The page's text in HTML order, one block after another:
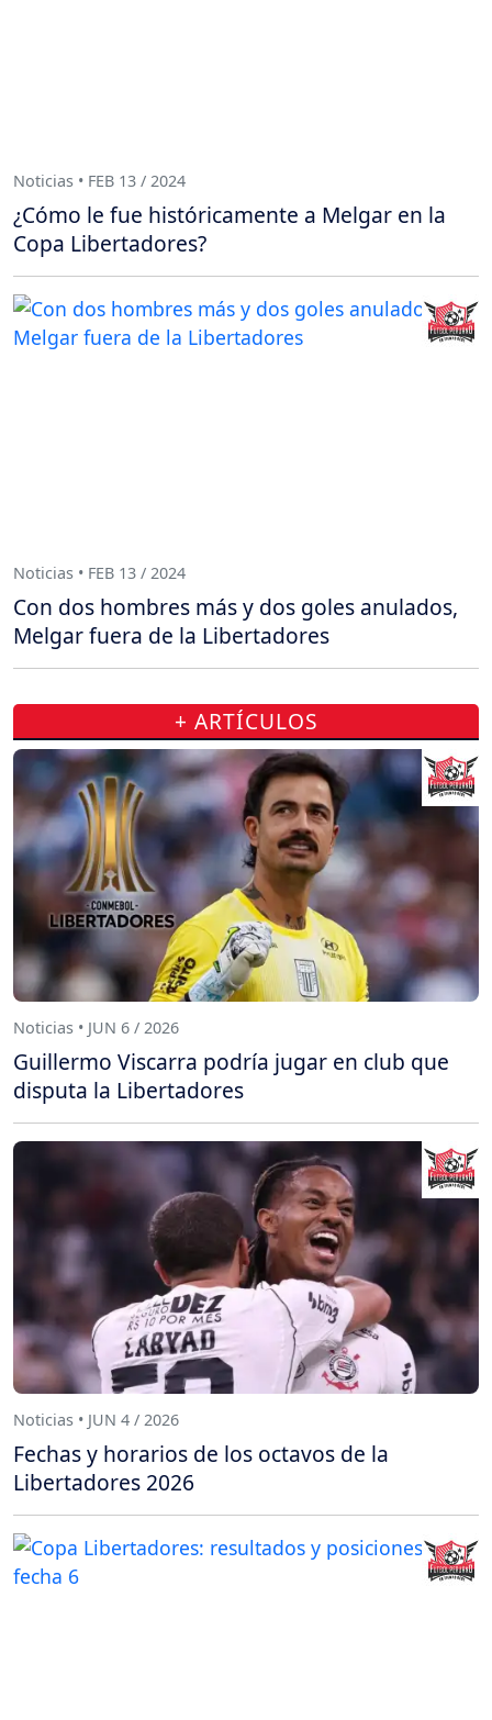
Noticias • FEB 13 / 2024
¿Cómo le fue históricamente a Melgar en la
Copa Libertadores?
Noticias • FEB 13 / 2024
Con dos hombres más y dos goles anulados,
Melgar fuera de la Libertadores
+ ARTÍCULOS
Noticias • JUN 6 / 2026
Guillermo Viscarra podría jugar en club que
disputa la Libertadores
Noticias • JUN 4 / 2026
Fechas y horarios de los octavos de la
Libertadores 2026